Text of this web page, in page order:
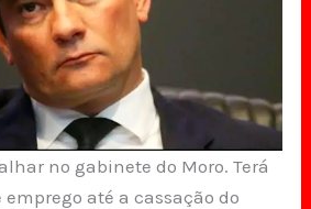
no gabinete do Moro. Terá
emprego até a cassação do